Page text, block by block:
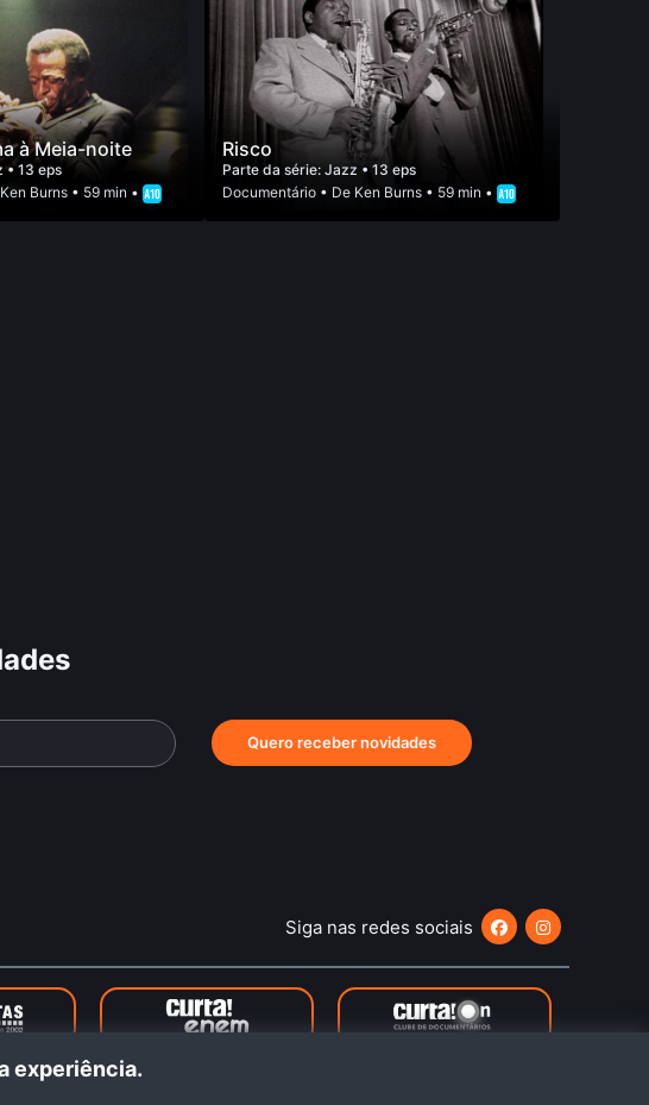
à Meia-noite
• 13 eps
Ken Burns• 59 min •
Risco
Parte da série:Jazz • 13 eps
Documentário • De Ken Burns • 59 min •
Quero receber novidades
Siga nas redes sociais
no Rio de Janeiro
experiência.